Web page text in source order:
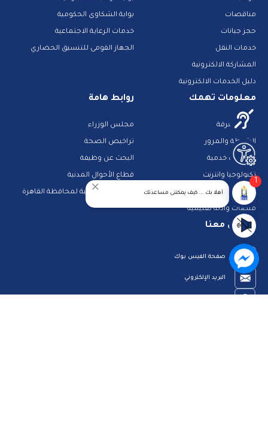
مناقصات
حجز جبانات
خدمات النقل
المشاركة الالكترونية
دليل الخدمات الالكترونية
بوابة الشكاوى الحكومية
خدمات الرعاية الاجتماعية
الجهاز القومى للتنسيق الحضاري
معلومات تهمك
بنك المعرفة
الشرطة والمرور
تطبيقات خدمية
تكنولوجيا وانترنت
استعلم عن فواتيرك
منصات وأدلة تعليمية
روابط هامة
مجلس الوزراء
تراخيص الصحة
البحث عن وظيفة
قطاع الأحوال المدنية
الصفحة الرسمية لمحافظة القاهرة
تواصل معنا
صفحة الفيس بوك
البريد الإلكتروني
أهلا بك ... كيف يمكننى مساعدتك
1